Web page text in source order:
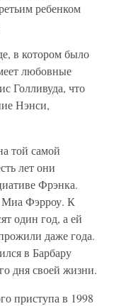
ребенком
в котором было
любовные
Голливуда, что
Нэнси,
той самой
лет они
Фрэнка.
Миа Фэрроу. К
один год, а ей
даже года.
в Барбару
дня своей жизни.
приступа в 1998